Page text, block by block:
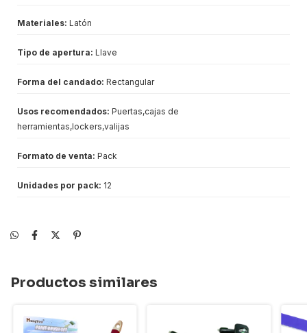
Materiales: Latón
Tipo de apertura: Llave
Forma del candado: Rectangular
Usos recomendados: Puertas,cajas de
herramientas,lockers,valijas
Formato de venta: Pack
Unidades por pack: 12
Productos similares